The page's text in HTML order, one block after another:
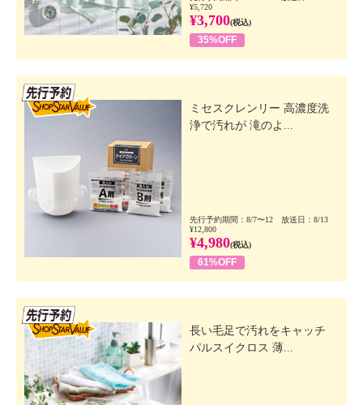
¥5,720
¥3,700(税込)
35%OFF
ミセスクレンリー 高濃度洗
浄で汚れが 滝のよ...
先行予約期間：8/7〜12 放送日：8/13
¥12,800
¥4,980(税込)
61%OFF
長い毛足で汚れをキャッチ
パルスイクロス 薄...